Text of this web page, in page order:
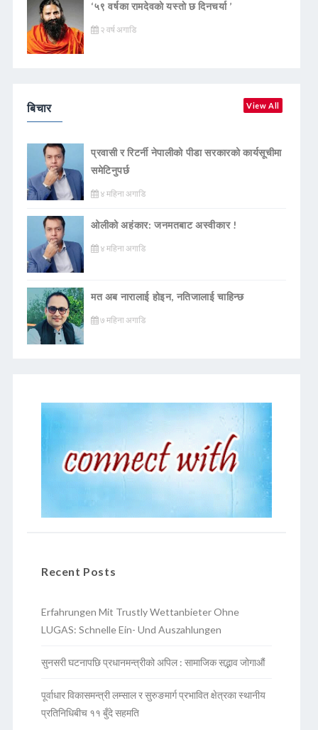
‘५९ वर्षका रामदेवकाे यस्ताे छ दिनचर्या ’
२ वर्ष अगाडि
बिचार View All
प्रवासी र रिटर्नी नेपालीको पीडा सरकारको कार्यसूचीमा
समेटिनुपर्छ
४ महिना अगाडि
ओलीको अहंकार: जनमतबाट अस्वीकार !
४ महिना अगाडि
मत अब नारालाई होइन, नतिजालाई चाहिन्छ
७ महिना अगाडि
Recent Posts
Erfahrungen Mit Trustly Wettanbieter Ohne
LUGAS: Schnelle Ein- Und Auszahlungen
सुनसरी घटनापछि प्रधानमन्त्रीको अपिल : सामाजिक सद्भाव जोगाऔं
पूर्वाधार विकासमन्त्री लम्साल र सुरुङमार्ग प्रभावित क्षेत्रका स्थानीय
प्रतिनिधिबीच ११ बुँदे सहमति